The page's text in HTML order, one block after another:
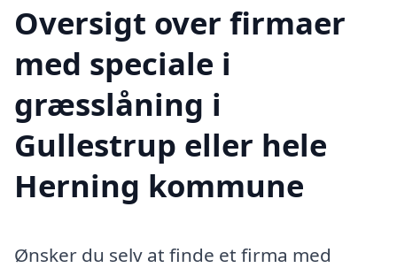
Oversigt over firmaer
med speciale i
græsslåning i
Gullestrup eller hele
Herning kommune
Ønsker du selv at finde et firma med